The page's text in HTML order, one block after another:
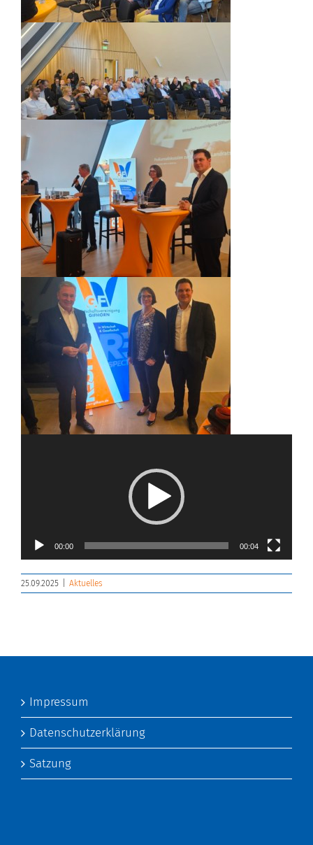
00:00 00:04
25.09.2025 Aktuelles
Impressum
Datenschutzerklärung
Satzung